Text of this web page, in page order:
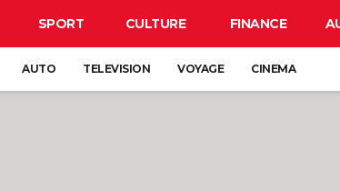
SPORT CULTURE FINANCE
AUTO TELEVISION VOYAGE CINEMA